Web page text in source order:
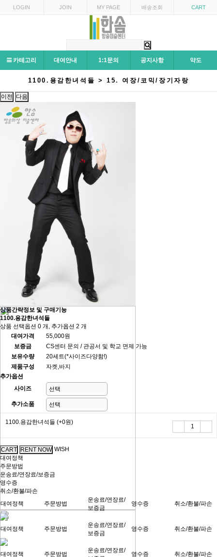
LOGIN JOIN MY PAGE 배송조회 CART
카테고리 대여안내 1:1문의 공지사항 약도
1100.용감한녀석들 > 15. 여장/코믹/장기자랑
이전 다음
상품간략정보 및 구매기능
1100.용감한녀석들
상품 선택옵션 0 개, 추가옵션 2 개
대여가격
55,000원
보증금
CS센터 문의 / 관공서 및 학교 면제 가능
보유수량
20세트(*사이즈다양함!)
제품구성
자켓,바지
추가옵션
사이즈
추가소품
1100.용감한녀석들 (+0원)
WISH
대여정책
주문방법
운송료/연장료/보증금
영수증
취소/환불/파손
대여정책
주문방법
운송료/연장료/
보증금
영수증 취소/환불/파손
대여정책 주문방법
운송료/연장료/
보증금
영수증 취소/환불/파손
대여정책 주문방법
운송료/연장료/
영수증 취소/환불/파손